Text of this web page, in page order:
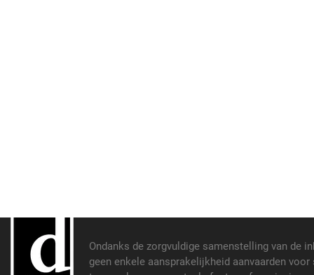
Ondanks de zorgvuldige samenstelling van de
geen enkele aansprakelijkheid aanvaarden